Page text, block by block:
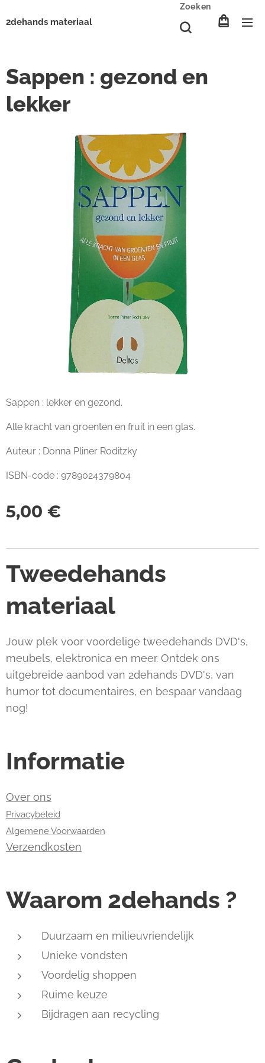
2dehands materiaal
Zoeken
Sappen : gezond en
lekker
Sappen : lekker en gezond.
Alle kracht van groenten en fruit in een glas.
Auteur : Donna Pliner Roditzky
ISBN-code : 9789024379804
5,00 €
Tweedehands
materiaal
Jouw plek voor voordelige tweedehands DVD's,
meubels, elektronica en meer. Ontdek ons
uitgebreide aanbod van 2dehands DVD's, van
humor tot documentaires, en bespaar vandaag
nog!
Informatie
Over ons
Privacybeleid
Algemene Voorwaarden
Verzendkosten
Waarom 2dehands ?
Duurzaam en milieuvriendelijk
Unieke vondsten
Voordelig shoppen
Ruime keuze
Bijdragen aan recycling